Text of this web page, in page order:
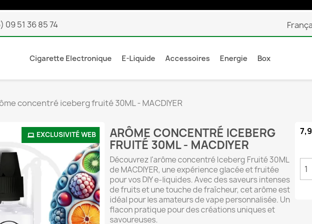
09 51 36 85 74
Cigarette Electronique E-Liquide Accessoires Energie Box
concentré iceberg fruité 30ML - MACDIYER
EXCLUSIVITÉ WEB
ARÔME CONCENTRÉ ICEBERG
FRUITÉ 30ML - MACDIYER
Découvrez l'arôme concentré Iceberg Fruité 30ML
de MACDIYER, une expérience glacée et fruitée
pour vos DIY e-liquides. Avec des saveurs intenses
de fruits et une touche de fraîcheur, cet arôme est
idéal pour les amateurs de vape personnalisée. Un
flacon pratique pour des créations uniques et
savoureuses.